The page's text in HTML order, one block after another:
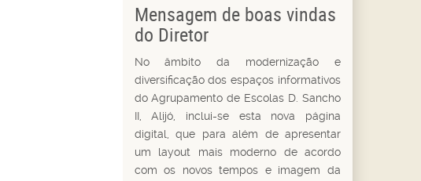
Mensagem de boas vindas
do Diretor
No âmbito da modernização e
diversificação dos espaços informativos
do Agrupamento de Escolas D. Sancho
II, Alijó, inclui-se esta nova página
digital, que para além de apresentar
um layout mais moderno de acordo
com os novos tempos e imagem da